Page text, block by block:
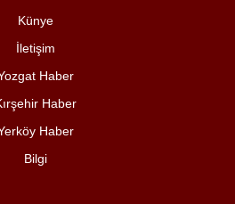
Künye
İletişim
Haber
Haber
Haber
Bilgi